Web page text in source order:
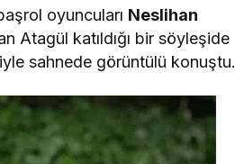
oyuncuları Neslihan
Atagül katıldığı bir söyleşide
sahnede görüntülü konuştu.